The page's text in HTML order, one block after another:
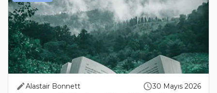
Alastair Bonnett 30 Mayıs 2026